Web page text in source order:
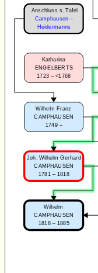
Katharina
ENGELBERTS
1723 – <1768
Wilhelm Franz
CAMPHAUSEN
1749 –
Joh. Wilhelm Gerhard
CAMPHAUSEN
1781 – 1818
Wilhelm
CAMPHAUSEN
1818 – 1885
Anschluss s. Tafel
Camphausen –
Heidermanns